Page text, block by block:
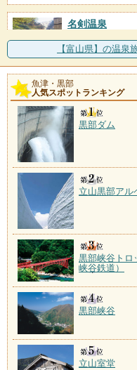
名剣温泉
源泉は黒部渓
泉。なめらか
【富山県】の温泉
魚津・黒部
人気スポットランキング
黒部ダム
立山黒部アル
黒部峡谷トロ
峡谷鉄道）
黒部峡谷
立山室堂